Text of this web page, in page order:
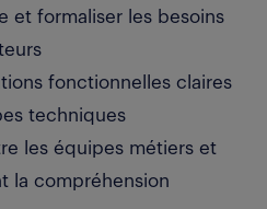
et formaliser les besoins
fonctionnelles claires
techniques
les équipes métiers et
la compréhension